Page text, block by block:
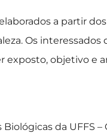
a partir
Os
exposto, objetivo e
da UFFS –